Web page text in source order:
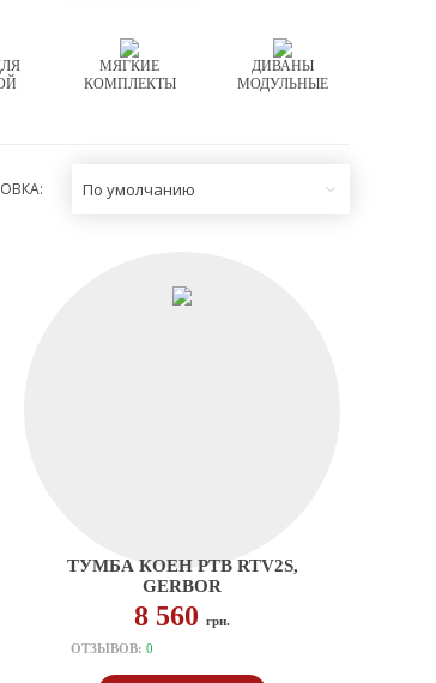
МЯГКИЕ
КОМПЛЕКТЫ
ДИВАНЫ
МОДУЛЬНЫЕ
По умолчанию
ТУМБА КОЕН РТВ RTV2S,
GERBOR
8 560 грн.
ОТЗЫВОВ: 0